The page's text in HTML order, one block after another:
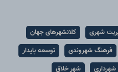
شهری
کلانشهرهای جهان
فرهنگ شهروندی
توسعه پایدار
شهرداری شهر خلاق